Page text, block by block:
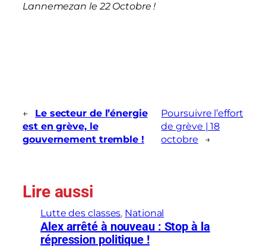
Lannemezan le 22 Octobre !
←
Le secteur de l’énergie
est en grève, le
gouvernement tremble !
Poursuivre l’effort
de grève | 18
octobre
→
Lire aussi
Lutte des classes, National
Alex arrêté à nouveau : Stop à la
répression politique !